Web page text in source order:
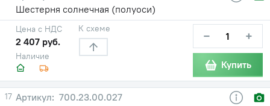
Шестерня солнечная (полуоси)
Наличие
Цена с НДС
2 407 руб.
К схеме − +
Купить
17
700.23.00.027